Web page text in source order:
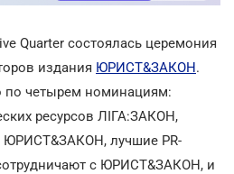
Quarter состоялась церемония
издания ЮРИСТ&ЗАКОН.
по четырем номинациям:
ресурсов ЛІГА:ЗАКОН,
ЮРИСТ&ЗАКОН, лучшие PR-
с ЮРИСТ&ЗАКОН, и